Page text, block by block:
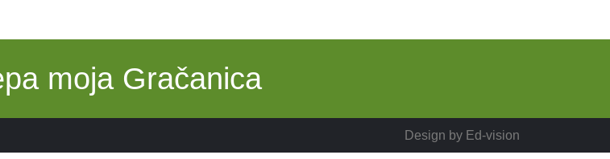
moja Gračanica
Design by Ed-vision